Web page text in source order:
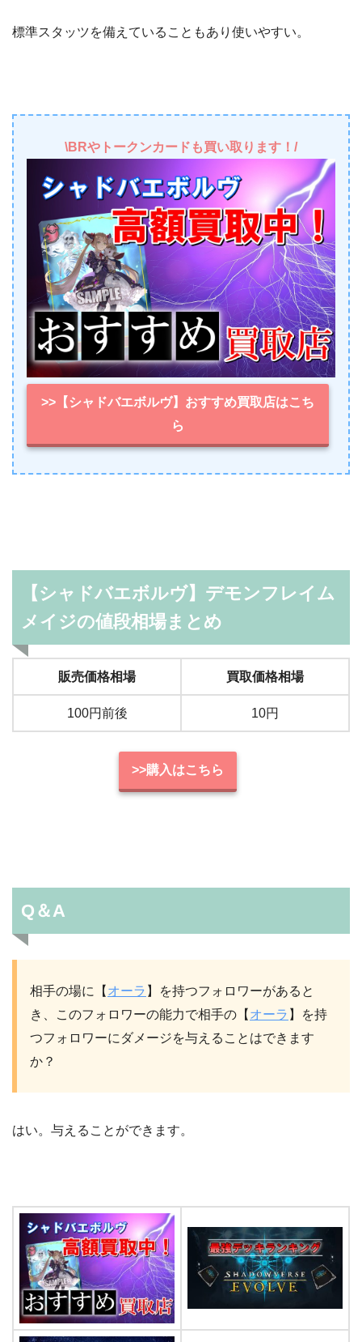
標準スタッツを備えていることもあり使いやすい。
\BRやトークンカードも買い取ります！/
>>【シャドバエボルヴ】おすすめ買取店はこち
ら
【シャドバエボルヴ】デモンフレイム
メイジの値段相場まとめ
販売価格相場 買取価格相場
100円前後 10円
>>購入はこちら
Q＆A
相手の場に【 オーラ 】を持つフォロワーがあると
き、このフォロワーの能力で相手の【 オーラ 】を持
つフォロワーにダメージを与えることはできます
か？
はい。与えることができます。